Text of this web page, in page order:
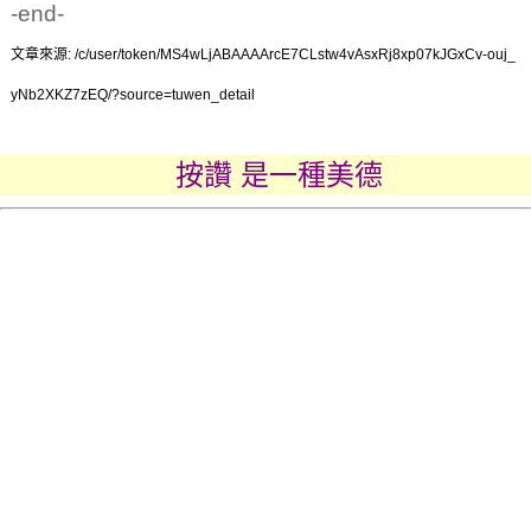
-end-
文章來源: /c/user/token/MS4wLjABAAAArcE7CLstw4vAsxRj8xp07kJGxCv-ouj_
yNb2XKZ7zEQ/?source=tuwen_detail
按讚 是一種美德